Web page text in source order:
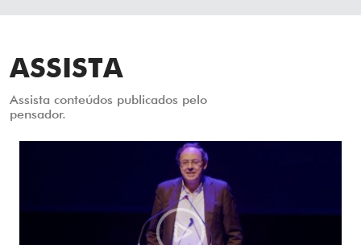
ASSISTA
Assista conteúdos publicados pelo
pensador.